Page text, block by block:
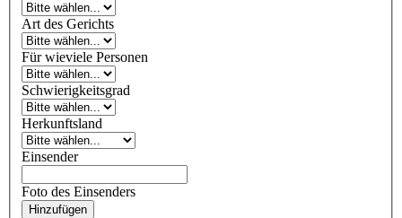
Art des Gerichts
Für wieviele Personen
Schwierigkeitsgrad
Herkunftsland
Einsender
Foto des Einsenders
Hinzufügen